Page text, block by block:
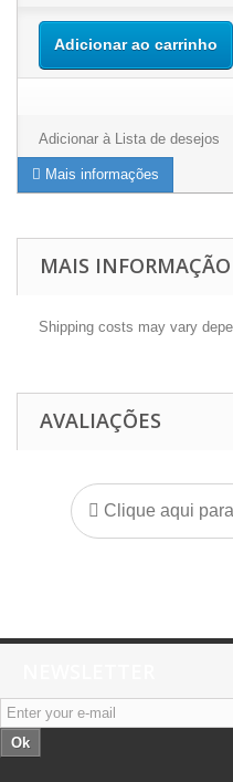
Adicionar ao carrinho
Adicionar à Lista de desejos
Mais informações
MAIS INFORMAÇÃO
Shipping costs may vary
AVALIAÇÕES
Clique aqui
Ok